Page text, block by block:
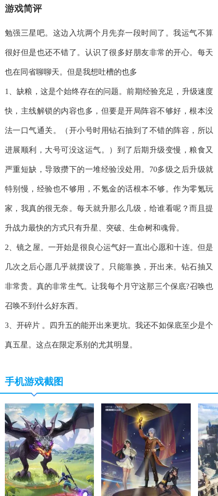
游戏简评
勉强三星吧。这边入坑两个月先弃一段时间了。我运气不算
很好但是也还不错了。认识了很多好朋友非常的开心。每天
也在同省聊聊天。但是我想吐槽的也多
1、缺粮，这是个始终存在的问题。前期经验充足，升级速度
快，主线解锁的内容也多，但要是开局阵容不够好，根本没
法一口气通关。（开小号时用钻石抽到了不错的阵容，所以
进展顺利，大号可没这运气。）到了后期升级变慢，粮食又
严重短缺，导致攒下的一堆经验没处用。70多级之后升级就
特别慢，经验也不够用，不氪金的话根本不够。作为零氪玩
家，我真的很无奈。每天就升那么几级，给谁看呢？而且提
升战力最快的方式只有升星、突破、生命树和魂骨。
2、镜之屋。一开始是很良心运气好一直出心愿和十连。但是
几次之后心愿几乎就摆设了。只能靠换，开出来。钻石抽又
非常贵。真的非常生气。让我每个月守这那三个保底?召唤也
召唤不到什么好东西。
3、开碎片 。四升五的能开出来更坑。我还不如保底至少是个
真五星。这点在限定系别的尤其明显。
手机游戏截图